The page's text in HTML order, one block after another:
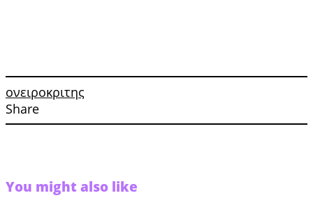
ονειροκριτης
Share
You might also like